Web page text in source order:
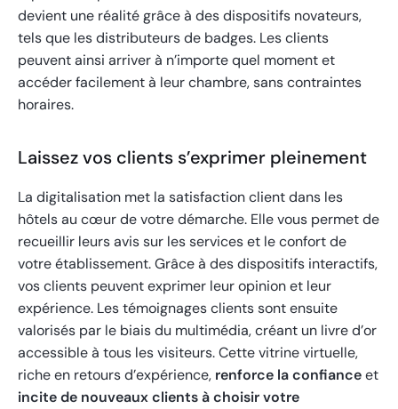
devient une réalité grâce à des dispositifs novateurs,
tels que les distributeurs de badges. Les clients
peuvent ainsi arriver à n’importe quel moment et
accéder facilement à leur chambre, sans contraintes
horaires.
Laissez vos clients s’exprimer pleinement
La digitalisation met la satisfaction client dans les
hôtels au cœur de votre démarche. Elle vous permet de
recueillir leurs avis sur les services et le confort de
votre établissement. Grâce à des dispositifs interactifs,
vos clients peuvent exprimer leur opinion et leur
expérience. Les témoignages clients sont ensuite
valorisés par le biais du multimédia, créant un livre d’or
accessible à tous les visiteurs. Cette vitrine virtuelle,
riche en retours d’expérience, renforce la confianceet
incite de nouveaux clients à choisir votre